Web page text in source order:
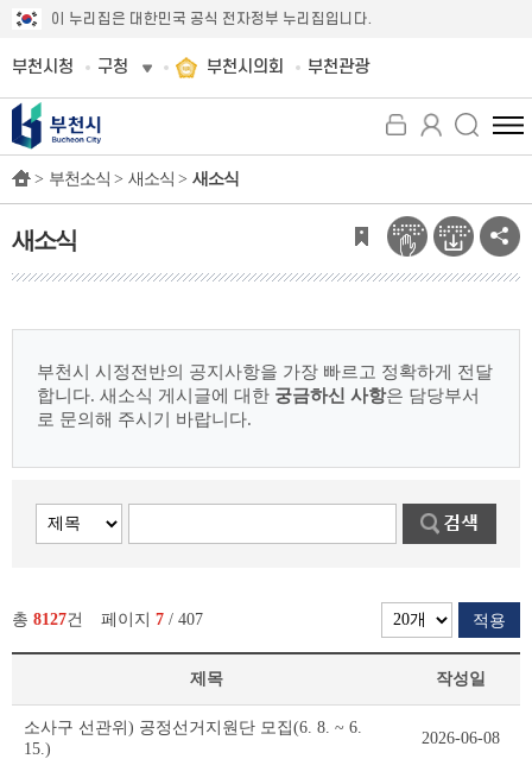
이 누리집은 대한민국 공식 전자정부 누리집입니다.
부천시청 구청 부천시의회 부천관광
전
체
뉴
보
기
> 부천소식 > 새소식 > 새소식
새소식
부천시 시정전반의 공지사항을 가장 빠르고 정확하게 전달
합니다. 새소식 게시글에 대한 궁금하신 사항은 담당부서
로 문의해 주시기 바랍니다.
총 8127건 페이지 7 / 407 적용
소
제목 작성일
소사구 선관위) 공정선거지원단 모집(6. 8. ~ 6.
15.)
2026-06-08